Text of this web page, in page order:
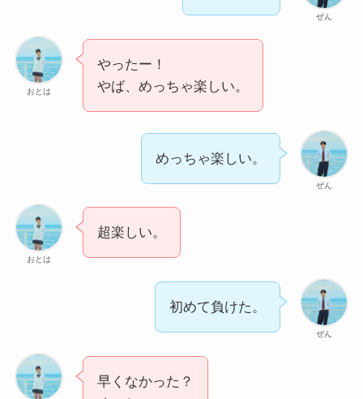
ぜん
おとは
やったー！
やば、めっちゃ楽しい。
ぜん
めっちゃ楽しい。
おとは
超楽しい。
ぜん
初めて負けた。
早くなかった？